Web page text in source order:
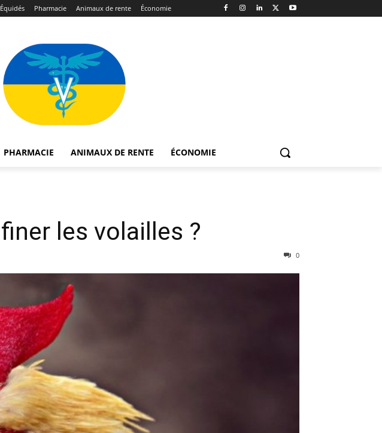
Équidés Pharmacie Animaux de rente Économie
PHARMACIE ANIMAUX DE RENTE ÉCONOMIE
les volailles ?
0